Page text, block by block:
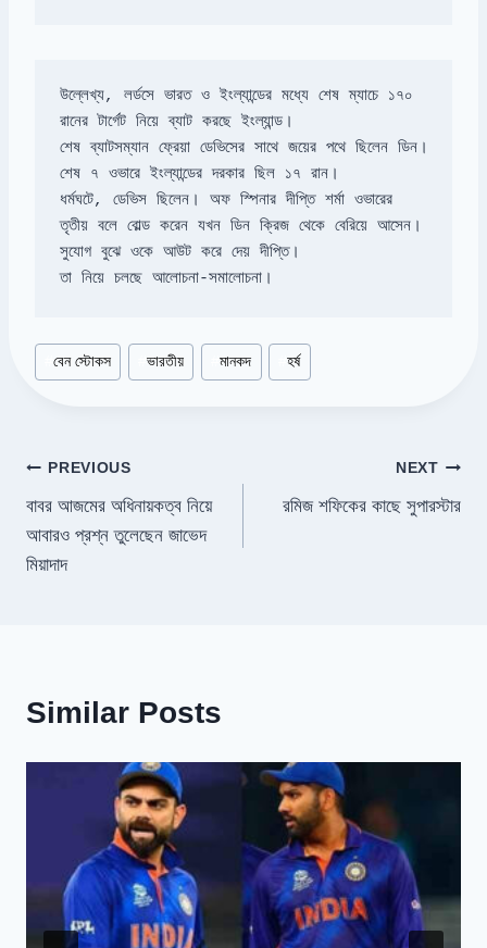
উল্লেখ্য, লর্ডসে ভারত ও ইংল্যান্ডের মধ্যে শেষ ম্যাচে ১৭০
শেষ ব্যাটসম্যান ফ্রেয়া ডেভিসের সাথে জয়ের পথে ছিলেন ডিন।
ধর্মঘটে, ডেভিস ছিলেন। অফ স্পিনার দীপ্তি শর্মা ওভারের
তা নিয়ে চলছে আলোচনা-সমালোচনা।
Post
Tags:
#বেন স্টোকস #ভারতীয় #মানকদ #হর্ষ
Post
navigation
PREVIOUS
বাবর আজমের অধিনায়কত্ব নিয়ে
আবারও প্রশ্ন তুলেছেন জাভেদ
মিয়াদাদ
NEXT
রমিজ শফিকের কাছে সুপারস্টার
Similar Posts